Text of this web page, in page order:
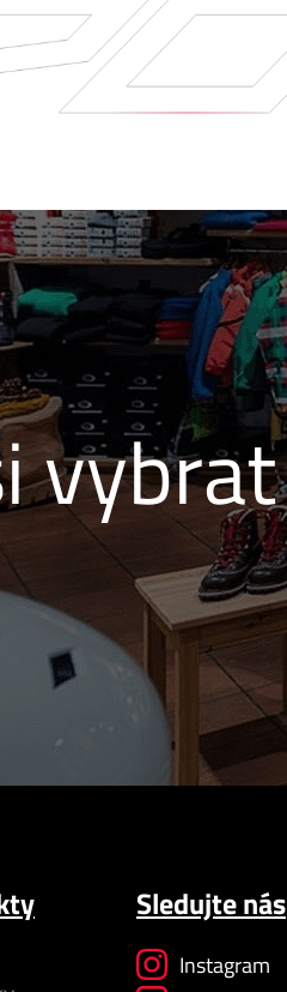
vybrat
Sledujte nás
Instagram